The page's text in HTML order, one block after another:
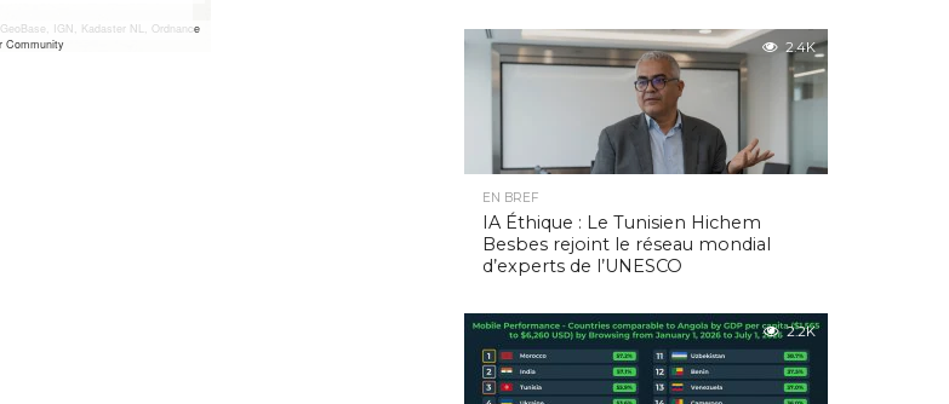
2.4K
EN BREF
IA Éthique : Le Tunisien Hichem
Besbes rejoint le réseau mondial
d’experts de l’UNESCO
2.2K